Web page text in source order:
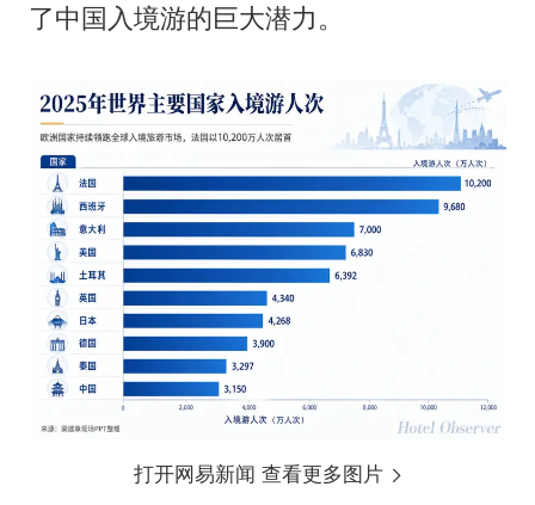
了中国入境游的巨大潜力。
打开网易新闻 查看更多图片